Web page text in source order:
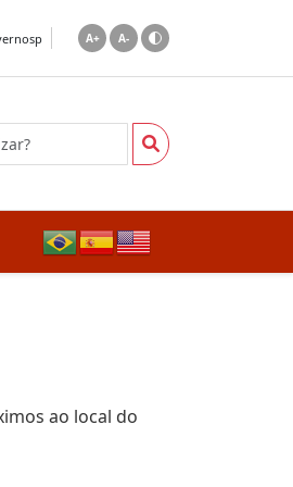
A+ A-
ao local do